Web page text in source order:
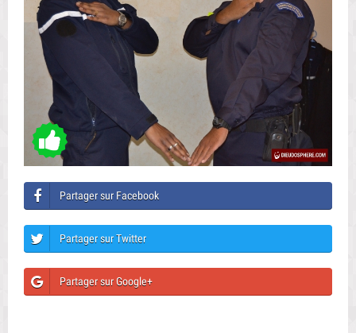
Partager sur Facebook
Partager sur Twitter
Partager sur Google+